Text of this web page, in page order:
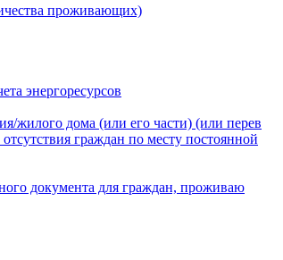
проживающих)
энергоресурсов
жилого дома (или его части) (или перев
граждан по месту постоянной
документа для граждан, проживаю